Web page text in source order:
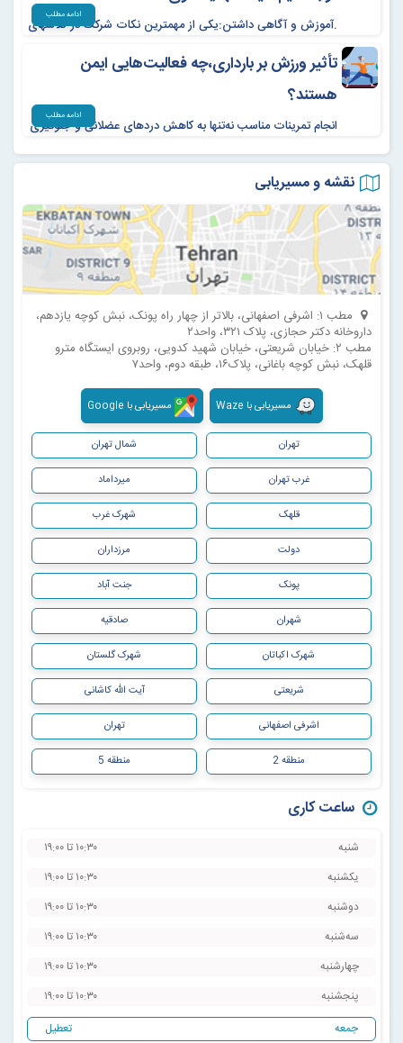
.آموزش و آگاهی داشتن:یکی از مهمترین نکات شرکت در کلاسهای
میشود. شرکت در این کلاسها میتواند به مادر در راحت شدن روند
زایمان و یادگیری نکاتی که برای مراقیت از نوزاد پس از تولد لازم
است کمک شایانی کند.
ادامه مطلب
تأثیر ورزش بر بارداری،چه فعالیت‌هایی ایمن
هستند؟
انجام تمرینات مناسب نه‌تنها به کاهش دردهای عضلانی و جلوگیری
کاهش استرس و آمادگی بدن برای زایمان می‌شود.
ادامه مطلب
نقشه و مسیریابی
مطب ۱: اشرفی اصفهانی، بالاتر از چهار راه پونک، نبش كوچه يازدهم،
داروخانه دکتر حجازی، پلاک ٣٢١، واحد٢
مطب ۲: خیابان شریعتی، خیابان شهید کدویی، روبروی ایستگاه مترو
قلهک، نبش کوچه باغانی، پلاک۱۶، طبقه دوم، واحد۷
مسیریابی با Waze مسیریابی با Google
تهران شمال تهران
غرب تهران میرداماد
قلهک شهرک غرب
دولت مرزداران
پونک جنت آباد
شهران صادقیه
شهرک اکباتان شهرک گلستان
شریعتی آیت الله کاشانی
اشرفی اصفهانی تهران
منطقه 2 منطقه 5
ساعت کاری
شنبه
۱۰:۳۰ تا ۱۹:۰۰
یکشنبه
۱۰:۳۰ تا ۱۹:۰۰
دوشنبه
۱۰:۳۰ تا ۱۹:۰۰
سه‌شنبه
۱۰:۳۰ تا ۱۹:۰۰
چهارشنبه
۱۰:۳۰ تا ۱۹:۰۰
پنجشنبه
۱۰:۳۰ تا ۱۹:۰۰
جمعه
‌تعطیل